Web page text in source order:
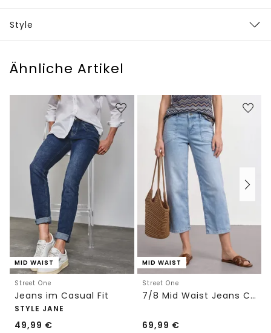
Style
Ähnliche Artikel
MID WAIST
Street One
Jeans im Casual Fit
STYLE JANE
49,99 €
MID WAIST
Street One
7/8 Mid Waist Jeans Culotte mit Comfort Bund
69,99 €